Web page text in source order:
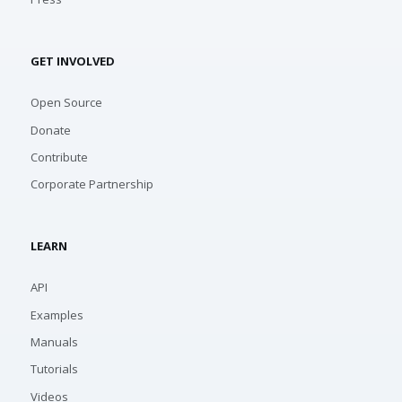
GET INVOLVED
Open Source
Donate
Contribute
Corporate Partnership
LEARN
API
Examples
Manuals
Tutorials
Videos